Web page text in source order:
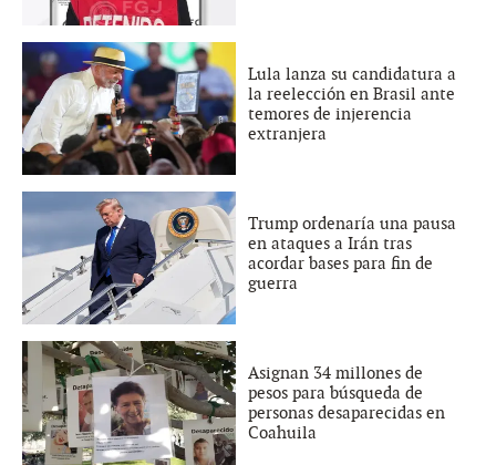
Lula lanza su candidatura a
la reelección en Brasil ante
temores de injerencia
extranjera
Trump ordenaría una pausa
en ataques a Irán tras
acordar bases para fin de
guerra
Asignan 34 millones de
pesos para búsqueda de
personas desaparecidas en
Coahuila